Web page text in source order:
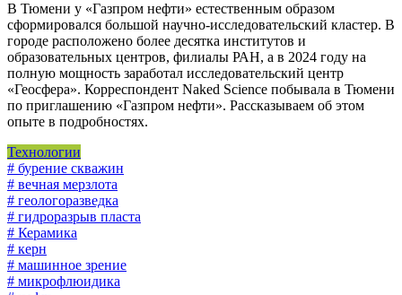
В Тюмени у «Газпром нефти» естественным образом
сформировался большой научно-исследовательский кластер. В
городе расположено более десятка институтов и
образовательных центров, филиалы РАН, а в 2024 году на
полную мощность заработал исследовательский центр
«Геосфера». Корреспондент Naked Science побывала в Тюмени
по приглашению «Газпром нефти». Рассказываем об этом
опыте в подробностях.
Технологии
# бурение скважин
# вечная мерзлота
# геологоразведка
# гидроразрыв пласта
# Керамика
# керн
# машинное зрение
# микрофлюидика